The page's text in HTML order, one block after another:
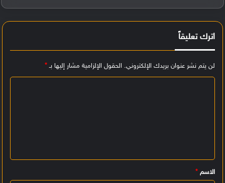
اترك تعليقاً
لن يتم نشر عنوان بريدك الإلكتروني. الحقول الإلزامية مشار إليها بـ*
ي
ق
الاسم *